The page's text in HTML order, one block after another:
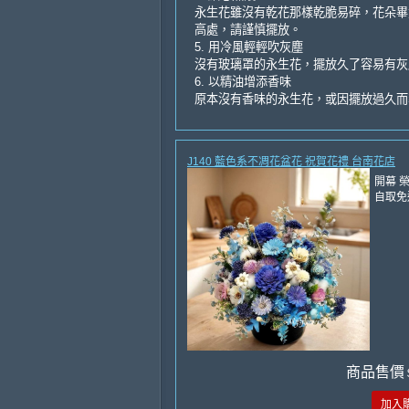
永生花雖沒有乾花那樣乾脆易碎，花朵
高處，請謹慎擺放。
5. 用冷風輕輕吹灰塵
沒有玻璃罩的永生花，擺放久了容易有
6. 以精油增添香味
原本沒有香味的永生花，或因擺放過久
J140 藍色系不凋花盆花 祝賀花禮 台南花店
開幕
自取
商品售價
加入